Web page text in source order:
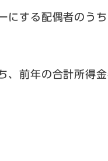
にする配偶者のう
、前年の合計所得